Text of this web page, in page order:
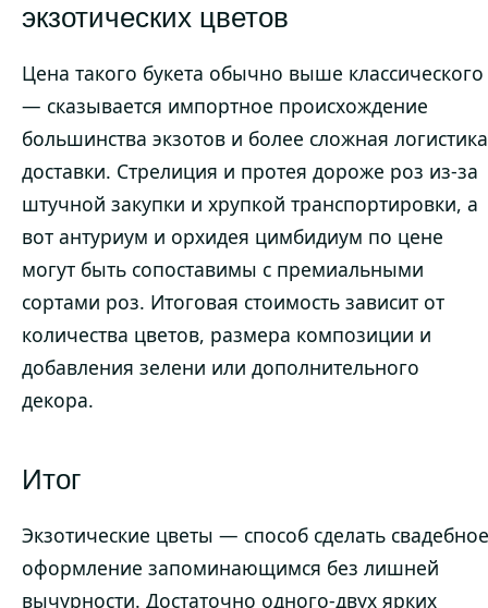
экзотических цветов
Цена такого букета обычно выше классического
— сказывается импортное происхождение
большинства экзотов и более сложная логистика
доставки. Стрелиция и протея дороже роз из-за
штучной закупки и хрупкой транспортировки, а
вот антуриум и орхидея цимбидиум по цене
могут быть сопоставимы с премиальными
сортами роз. Итоговая стоимость зависит от
количества цветов, размера композиции и
добавления зелени или дополнительного
декора.
Итог
Экзотические цветы — способ сделать свадебное
оформление запоминающимся без лишней
вычурности. Достаточно одного-двух ярких